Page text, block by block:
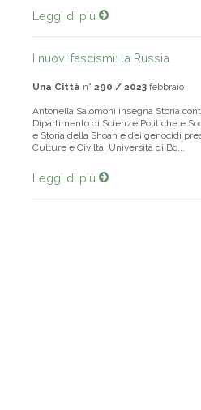
Leggi di più
I nuovi fascismi: la Russia
Una Città n° 290 / 2023 febbraio
Antonella Salomoni insegna Storia
Dipartimento di Scienze Politiche e
e Storia della Shoah e dei genocidi
Culture e Civiltà, Università di Bo...
Leggi di più